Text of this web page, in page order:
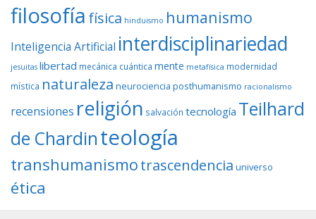
filosofía física hinduismo humanismo
Inteligencia Artificial interdisciplinariedad
jesuitas libertad mecánica cuántica mente metafísica modernidad
mística naturaleza neurociencia posthumanismo racionalismo
recensiones religión salvación tecnología Teilhard
de Chardinteología
transhumanismotrascendencia universo
ética